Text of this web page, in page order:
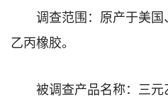
调查范围：原产于美
乙丙橡胶。
被调查产品名称：三元